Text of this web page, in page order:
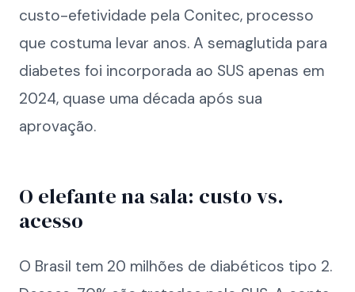
custo-efetividade pela Conitec, processo
que costuma levar anos. A semaglutida para
diabetes foi incorporada ao SUS apenas em
2024, quase uma década após sua
aprovação.
O elefante na sala: custo vs.
acesso
O Brasil tem 20 milhões de diabéticos tipo 2.